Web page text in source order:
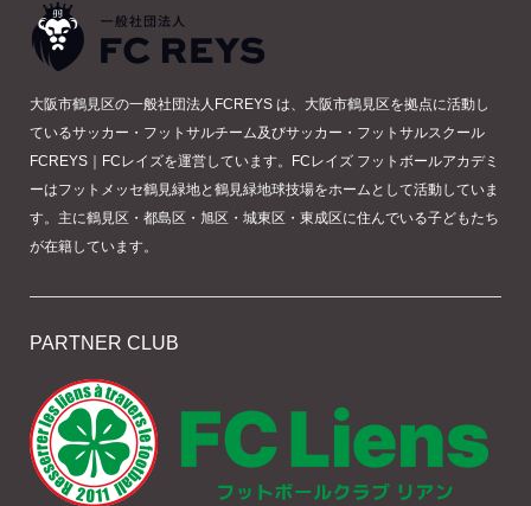
大阪市鶴見区の一般社団法人FCREYS は、大阪市鶴見区を拠点に活動し
ているサッカー・フットサルチーム及びサッカー・フットサルスクール
FCREYS｜FCレイズを運営しています。FCレイズ フットボールアカデミ
ーはフットメッセ鶴見緑地と鶴見緑地球技場をホームとして活動していま
す。主に鶴見区・都島区・旭区・城東区・東成区に住んでいる子どもたち
が在籍しています。
PARTNER CLUB